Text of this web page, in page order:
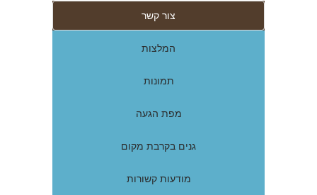
צור קשר
המלצות
תמונות
מפת הגעה
גנים בקרבת מקום
מודעות קשורות